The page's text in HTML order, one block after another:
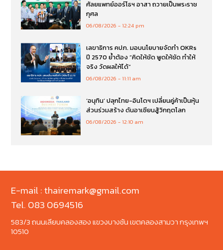
ศัลยแพทย์ออร์โธฯ อาสา ถวายเป็นพระราช
กุศล
06/08/2026 12:24 pm
เลขาธิการ คปภ. มอบนโยบายจัดทำ OKRs
ปี 2570 ย้ำต้อง “คิดให้ชัด พูดให้ชัด ทำให้
จริง วัดผลให้ได้”
06/08/2026 11:11 am
‘อนุทิน’ ปลุกไทย-อินโดฯ เปลี่ยนคู่ค้าเป็นหุ้น
ส่วนร่วมสร้าง ดันอาเซียนสู้วิกฤตโลก
06/08/2026 12:10 am
E-mail : thairemark@gmail.com
Tel. 083 0694516
583/3 ถนนเลียบคลองสอง แขวงบางชัน เขตคลองสามวา กรุงเทพฯ
10510